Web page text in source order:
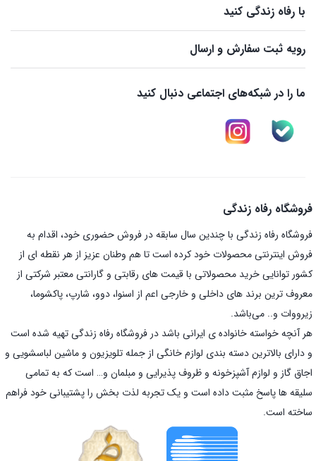
با رفاه زندگی کنید
رویه ثبت سفارش و ارسال
ما را در شبکه‌های اجتماعی دنبال کنید
فروشگاه رفاه زندگی
فروشگاه رفاه زندگی با چندین سال سابقه در فروش حضوری خود، اقدام به
فروش اینترنتی محصولات خود کرده است تا هم وطنان عزیز از هر نقطه ای از
کشور توانایی خرید محصولاتی با قیمت های رقابتی و گارانتی معتبر شرکتی از
معروف ترین برند های داخلی و خارجی اعم از اسنوا، دوو، شارپ، پاکشوما،
زیرووات و.. می‌باشد.
هر آنچه خواسته خانواده ی ایرانی باشد در فروشگاه رفاه زندگی تهیه شده است
و دارای بالاترین دسته بندی لوازم خانگی از جمله تلویزیون و ماشین لباسشویی و
اجاق گاز و لوازم آشپزخونه و ظروف پذیرایی و مبلمان و… است که به تمامی
سلیقه ها پاسخ مثبت داده است و یک تجربه لذت بخش را پشتیبانی خود فراهم
ساخته است.